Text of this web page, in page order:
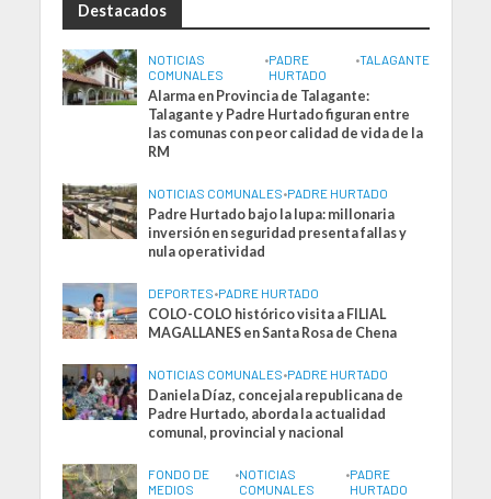
Destacados
NOTICIAS
COMUNALES
•PADRE
HURTADO
•TALAGANTE
Alarma en Provincia de Talagante:
Talagante y Padre Hurtado figuran entre
las comunas con peor calidad de vida de la
RM
NOTICIAS COMUNALES•PADRE HURTADO
Padre Hurtado bajo la lupa: millonaria
inversión en seguridad presenta fallas y
nula operatividad
DEPORTES•PADRE HURTADO
COLO-COLO histórico visita a FILIAL
MAGALLANES en Santa Rosa de Chena
NOTICIAS COMUNALES•PADRE HURTADO
Daniela Díaz, concejala republicana de
Padre Hurtado, aborda la actualidad
comunal, provincial y nacional
FONDO DE
MEDIOS
•NOTICIAS
COMUNALES
•PADRE
HURTADO